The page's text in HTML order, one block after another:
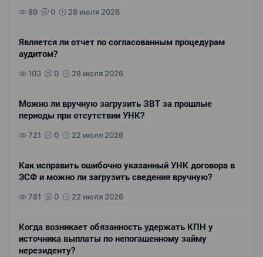
89 0 28 июля 2026
Является ли отчет по согласованным процедурам
аудитом?
103 0 28 июля 2026
Можно ли вручную загрузить ЗВТ за прошлые
периоды при отсутствии УНК?
721 0 22 июля 2026
Как исправить ошибочно указанный УНК договора в
ЭСФ и можно ли загрузить сведения вручную?
781 0 22 июля 2026
Когда возникает обязанность удержать КПН у
источника выплаты по непогашенному займу
нерезиденту?